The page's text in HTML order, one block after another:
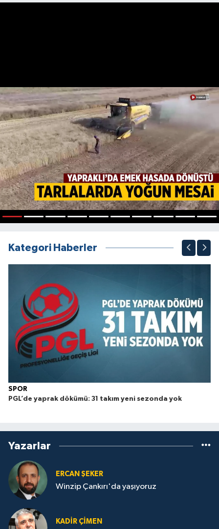
Kategori Haberler
SPOR
PGL’de yaprak dökümü: 31 takım yeni sezonda yok
Yazarlar
ERCAN ŞEKER
Winzip Çankırı'da yaşıyoruz
KADIR ÇIMEN